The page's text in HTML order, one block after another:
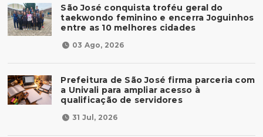
São José conquista troféu geral do
taekwondo feminino e encerra Joguinhos
entre as 10 melhores cidades
03 Ago, 2026
Prefeitura de São José firma parceria com
a Univali para ampliar acesso à
qualificação de servidores
31 Jul, 2026